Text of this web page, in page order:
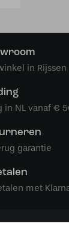
in Rijssen
in NL vanaf €
garantie
met